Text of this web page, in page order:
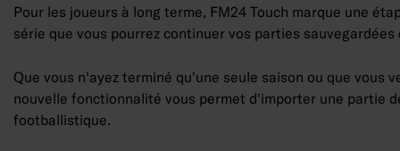
Pour les joueurs à long terme, FM24 Touch marque une
série que vous pourrez continuer vos parties
Que vous n'ayez terminé qu'une seule saison ou que
nouvelle fonctionnalité vous permet d'importer une partie
footballistique.